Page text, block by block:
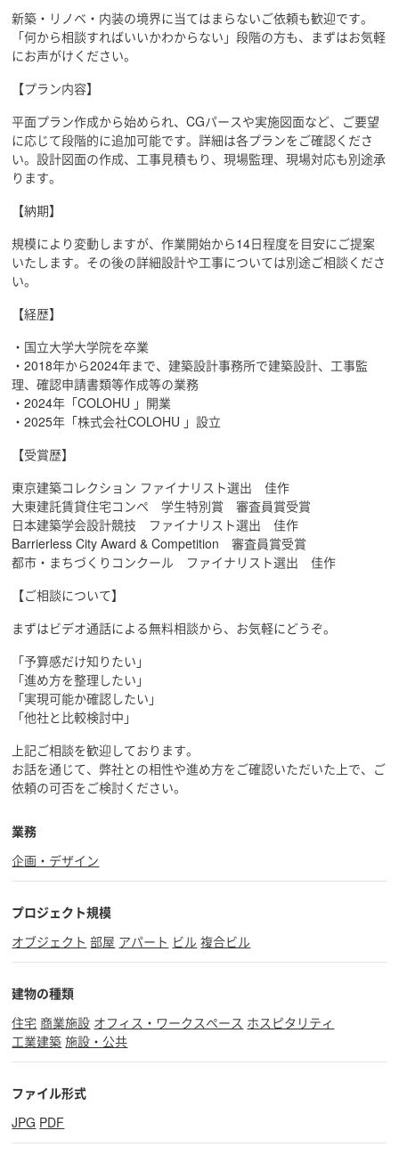
新築・リノベ・内装の境界に当てはまらないご依頼も歓迎です。
「何から相談すればいいかわからない」段階の方も、まずはお気軽
にお声がけください。
【プラン内容】
平面プラン作成から始められ、CGパースや実施図面など、ご要望
に応じて段階的に追加可能です。詳細は各プランをご確認くださ
い。設計図面の作成、工事見積もり、現場監理、現場対応も別途承
ります。
【納期】
規模により変動しますが、作業開始から14日程度を目安にご提案
いたします。その後の詳細設計や工事については別途ご相談くださ
い。
【経歴】
・国立大学大学院を卒業
・2018年から2024年まで、建築設計事務所で建築設計、工事監
理、確認申請書類等作成等の業務
・2024年「COLOHU 」開業
・2025年「株式会社COLOHU 」設立
【受賞歴】
東京建築コレクション ファイナリスト選出 佳作
大東建託賃貸住宅コンペ 学生特別賞 審査員賞受賞
日本建築学会設計競技 ファイナリスト選出 佳作
Barrierless City Award & Competition 審査員賞受賞
都市・まちづくりコンクール ファイナリスト選出 佳作
【ご相談について】
まずはビデオ通話による無料相談から、お気軽にどうぞ。
「予算感だけ知りたい」
「進め方を整理したい」
「実現可能か確認したい」
「他社と比較検討中」
上記ご相談を歓迎しております。
お話を通じて、弊社との相性や進め方をご確認いただいた上で、ご
依頼の可否をご検討ください。
業務
企画・デザイン
プロジェクト規模
オブジェクト 部屋 アパート ビル 複合ビル
建物の種類
住宅 商業施設 オフィス・ワークスペース ホスピタリティ
工業建築 施設・公共
ファイル形式
JPG PDF